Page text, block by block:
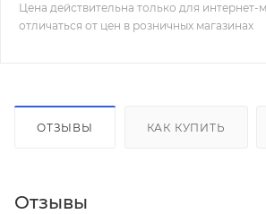
Цена действительна только для интернет-
отличаться от цен в розничных магазинах
ОТЗЫВЫ КАК КУПИТЬ
Отзывы